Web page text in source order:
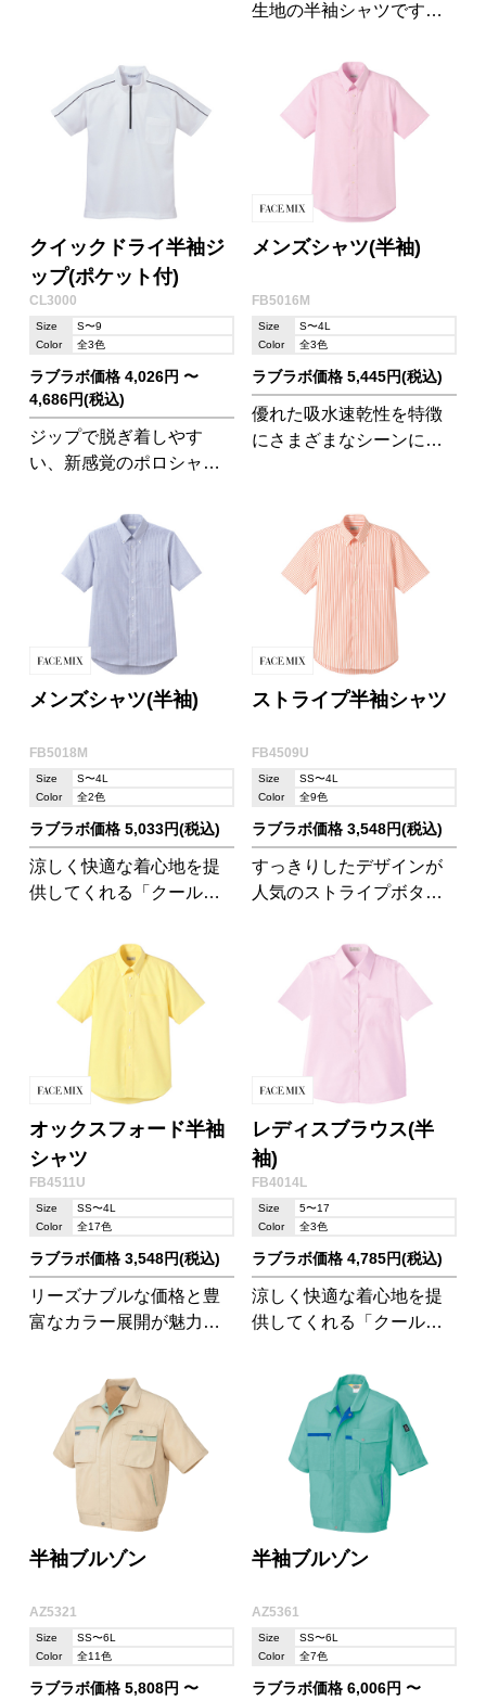
生地の半袖シャツです。
でもシワになりにくいの
が嬉しいアイテムです♪
クイックドライ半袖ジ
ップ(ポケット付)
CL3000
Size
S〜9
Color
全3色
ラブラボ価格 4,026円 〜
4,686円(税込)
ジップで脱ぎ着しやす
い、新感覚のポロシャツ
透け防止加工も施されて
あります。
メンズシャツ(半袖)
FB5016M
Size
S〜4L
Color
全3色
ラブラボ価格 5,445円(税込)
優れた吸水速乾性を特徴
にさまざまなシーンに対
ク」を使用した半袖シャ
メンズシャツ(半袖)
FB5018M
Size
S〜4L
Color
全2色
ラブラボ価格 5,033円(税込)
涼しく快適な着心地を提
供してくれる「クールマ
材を使用。ストライプ柄
で、着心地だけでなく見
た目も涼しげです。
ストライプ半袖シャツ
FB4509U
Size
SS〜4L
Color
全9色
ラブラボ価格 3,548円(税込)
すっきりしたデザインが
人気のストライプボタン
なカラーバリエーション
とストライプ柄で気分が
晴れやかになりそう!
オックスフォード半袖
シャツ
FB4511U
Size
SS〜4L
Color
全17色
ラブラボ価格 3,548円(税込)
リーズナブルな価格と豊
富なカラー展開が魅力の
商品で、人気のオックス
フォード生地です。
レディスブラウス(半
袖)
FB4014L
Size
5〜17
Color
全3色
ラブラボ価格 4,785円(税込)
涼しく快適な着心地を提
供してくれる「クールマ
材を使用。ドビー素材の
美しい光沢で清楚で知的
な印象に。
半袖ブルゾン
AZ5321
Size
SS〜6L
Color
全11色
ラブラボ価格 5,808円 〜
半袖ブルゾン
AZ5361
Size
SS〜6L
Color
全7色
ラブラボ価格 6,006円 〜